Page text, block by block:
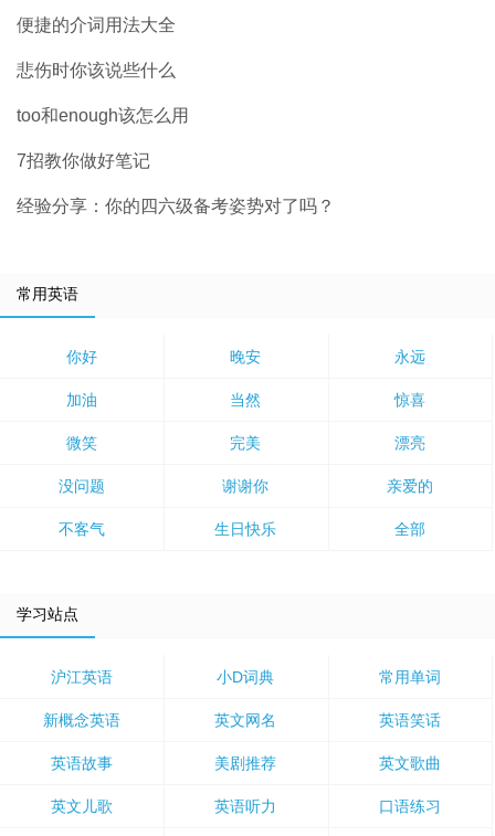
便捷的介词用法大全
悲伤时你该说些什么
too和enough该怎么用
7招教你做好笔记
经验分享：你的四六级备考姿势对了吗？
常用英语
你好 晚安 永远
加油 当然 惊喜
微笑 完美 漂亮
没问题 谢谢你 亲爱的
不客气 生日快乐 全部
学习站点
沪江英语 小D词典 常用单词
新概念英语 英文网名 英语笑话
英语故事 美剧推荐 英文歌曲
英文儿歌 英语听力 口语练习